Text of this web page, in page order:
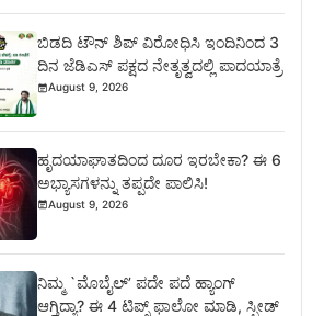
ಬಿಡದಿ ಟೌನ್ ಶಿಪ್ ವಿರೋಧಿಸಿ ಇಂದಿನಿಂದ 3
ದಿನ ಜೆಡಿಎಸ್ ಪಕ್ಷದ ನೇತೃತ್ವದಲ್ಲಿ ಪಾದಯಾತ್ರೆ
August 9, 2026
ಹೃದಯಾಘಾತದಿಂದ ದೂರ ಇರಬೇಕಾ? ಈ 6
ಅಭ್ಯಾಸಗಳನ್ನು ತಪ್ಪದೇ ಪಾಲಿಸಿ!
August 9, 2026
ನಿಮ್ಮ `ಮೊಬೈಲ್’ ಪದೇ ಪದೆ ಹ್ಯಾಂಗ್
ಆಗ್ತಿದ್ಯಾ? ಈ 4 ಟಿಪ್ಸ್ ಫಾಲೋ ಮಾಡಿ, ಸ್ಪೀಡ್